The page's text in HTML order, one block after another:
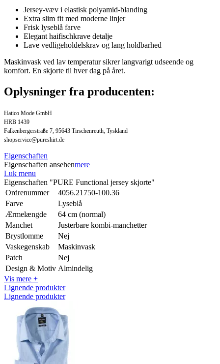
Jersey-væv i elastisk polyamid-blanding
Extra slim fit med moderne linjer
Frisk lyseblå farve
Elegant haifischkrave detalje
Lave vedligeholdelskrav og lang holdbarhed
Maskinvask ved lav temperatur sikrer langvarigt udseende og
komfort. En skjorte til hver dag på året.
Oplysninger fra producenten:
Hatico Mode GmbH
HRB 1439
Falkenbergerstraße 7, 95643 Tirschenreuth, Tyskland
shopservice@pureshirt.de
Eigenschaften
Eigenschaften ansehenmere
Luk menu
Eigenschaften "PURE Functional jersey skjorte"
Ordrenummer
4056.21750-100.36
Farve
Lyseblå
Ærmelængde
64 cm (normal)
Manchet
Justerbare kombi-manchetter
Brystlomme
Nej
Vaskegenskab
Maskinvask
Patch
Nej
Design & Motiv Almindelig
Vis mere +
Lignende produkter
Lignende produkter